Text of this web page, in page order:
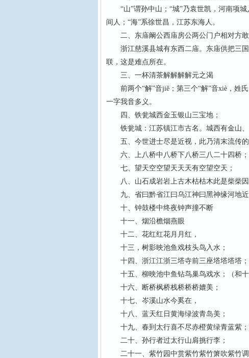
“山”谓孙中山；“城”乃袁世凯，河南项城
间人；“海”系徐世昌，江苏东海人。
二、东庙阚公西庙房公两公门户相对方敢
浙江慈溪县城有东西二庙。东庙供把三国
联，这是难点所在。
三、一杯清茶解解解解元之渴
前两个“解”音jiě；第三个“解”音xiè，姓氏
一字我音多义。
四、铁瓮城西金玉银山三宝地；
铁瓮城：江苏镇江市古名。城西有金山、
五、今世进士尽是近视，此乃清末流传的
六、上八桥中八桥下八桥三八二十四桥；
七、望天空空望天天天有空望空天；
八、山石成岩岩上古木枯枯木此是柴柴因
九、省曰黔省江曰乌江神曰黑神缘河地近
十、钟鼓楼中终夜钟声撞不断
十一、烟沿檐烟燕眼
十二、花红红花月月红，
十三，树影映池鱼戏枝头鸟入水；
十四、浙江江浙三塔寺前三座塔塔塔塔；
十五、柳映池中鱼钻鸟巢鸟戏水；（和十
十六、断桥枫桥栈桥桥桥媲美；
十七、岑溪山水今奚在，
十八、蓝天红日黄海绿波青岛美；
十九、春到太行喜不尽赤橙黄绿青蓝紫；
二十、孙行者过太行山肩挑行李；
二十一、紫竹园中赏紫竹紫竹箫吹紫竹调